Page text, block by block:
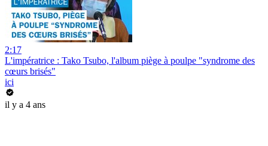
2:17
L'impératrice : Tako Tsubo, l'album piège à poulpe "syndrome des
cœurs brisés"
ici
il y a 4 ans